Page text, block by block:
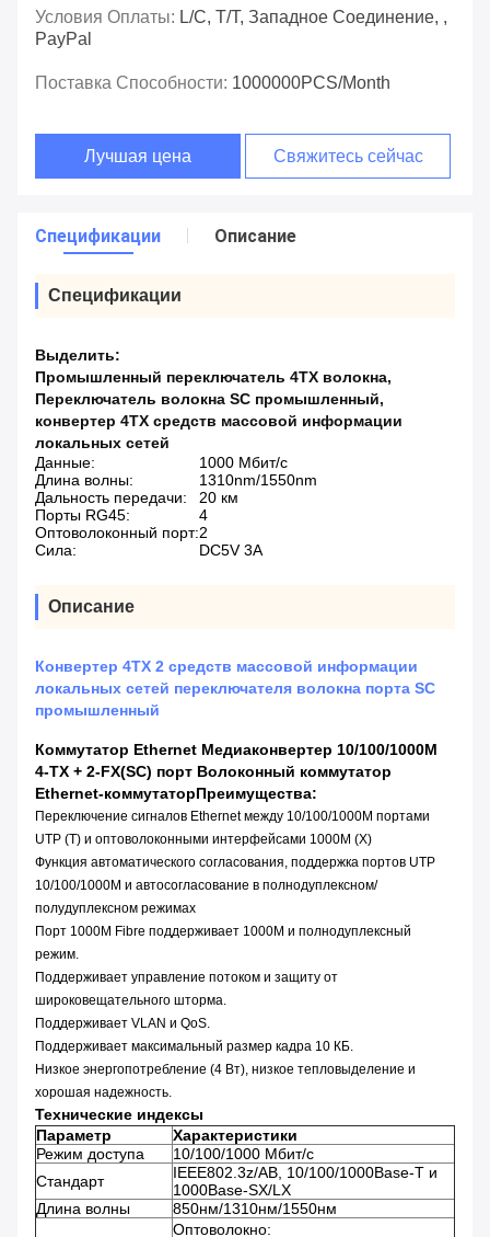
Условия Оплаты: L/C, T/T, Западное Соединение, ,
PayPal
Поставка Способности: 1000000PCS/Month
Лучшая цена Свяжитесь сейчас
Спецификации Описание
Спецификации
Выделить:
Промышленный переключатель 4TX волокна,
Переключатель волокна SC промышленный,
конвертер 4TX средств массовой информации
локальных сетей
Данные:
1000 Мбит/с
Длина волны:
1310nm/1550nm
Дальность передачи:
20 км
Порты RG45:
4
Оптоволоконный порт:2
Сила:
DC5V 3A
Описание
Конвертер 4TX 2 средств массовой информации
локальных сетей переключателя волокна порта SC
промышленный
Коммутатор Ethernet Медиаконвертер 10/100/1000M
4-TX + 2-FX(SC) порт Волоконный коммутатор
Ethernet-коммутаторПреимущества:
Переключение сигналов Ethernet между 10/100/1000M портами
UTP (T) и оптоволоконными интерфейсами 1000M (X)
Функция автоматического согласования, поддержка портов UTP
10/100/1000M и автосогласование в полнодуплексном/
полудуплексном режимах
Порт 1000M Fibre поддерживает 1000M и полнодуплексный
режим.
Поддерживает управление потоком и защиту от
широковещательного шторма.
Поддерживает VLAN и QoS.
Поддерживает максимальный размер кадра 10 КБ.
Низкое энергопотребление (4 Вт), низкое тепловыделение и
хорошая надежность.
Технические индексы
Параметр
Характеристики
Режим доступа
10/100/1000 Мбит/с
Стандарт
IEEE802.3z/AB, 10/100/1000Base-T и
1000Base-SX/LX
Длина волны
850нм/1310нм/1550нм
Оптоволокно: